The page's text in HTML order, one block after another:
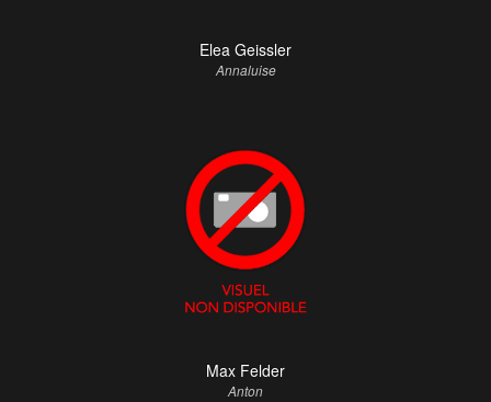
Elea Geissler
Annaluise
Max Felder
Anton